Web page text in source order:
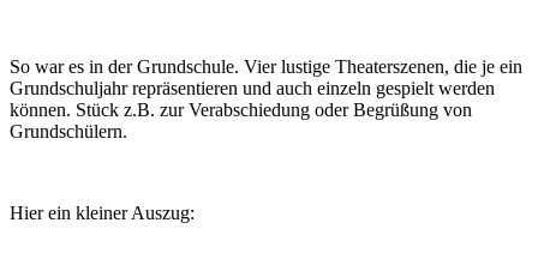
So war es in der Grundschule. Vier lustige Theaterszenen, die je ein
Grundschuljahr repräsentieren und auch einzeln gespielt werden
können. Stück z.B. zur Verabschiedung oder Begrüßung von
Grundschülern.
Hier ein kleiner Auszug: